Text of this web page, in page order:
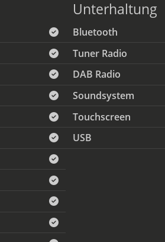
Unterhaltung
Bluetooth
Tuner Radio
DAB Radio
Soundsystem
Touchscreen
USB